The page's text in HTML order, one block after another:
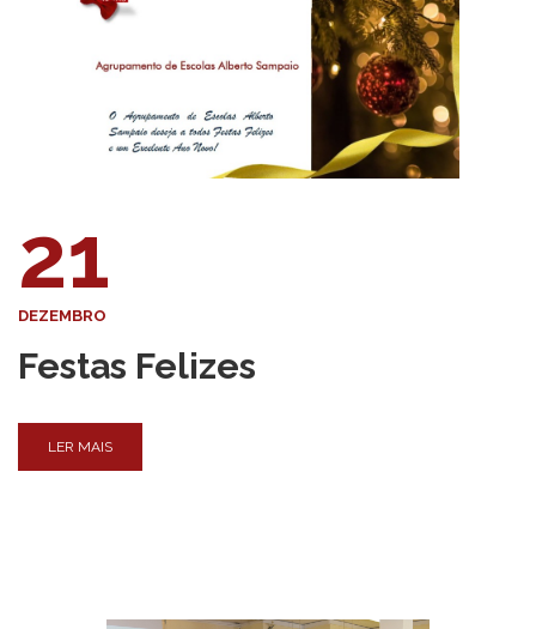
21
DEZEMBRO
Festas Felizes
LER MAIS